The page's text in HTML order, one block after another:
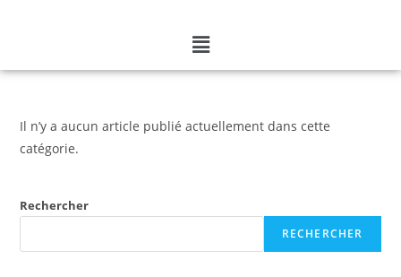
Il n’y a aucun article publié actuellement dans cette
catégorie.
Rechercher
RECHERCHER